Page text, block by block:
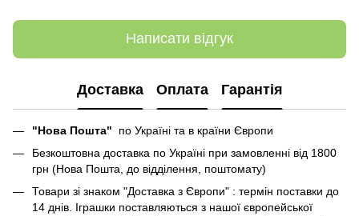
Написати відгук
Доставка Оплата Гарантія
"Нова Пошта" по Україні та в країни Європи
Безкоштовна доставка по Україні при замовленні від 1800
грн (Нова Пошта, до відділення, поштомату)
Товари зі знаком "Доставка з Європи" : термін поставки до
14 днів. Іграшки поставляються з нашої європейської